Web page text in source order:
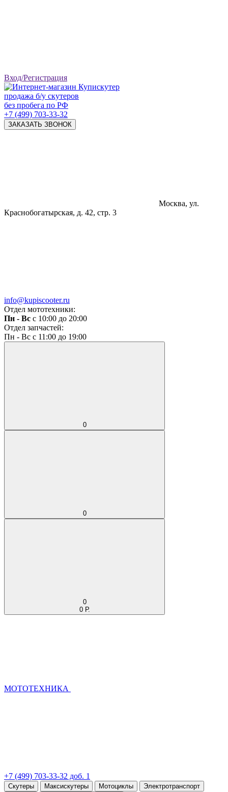
Вход/Регистрация
продажа б/у скутеров
без пробега по РФ
+7 (499) 703-33-32
ЗАКАЗАТЬ ЗВОНОК
Москва, ул.
Краснобогатырская, д. 42, стр. 3
info@kupiscooter.ru
Отдел мототехники:
Пн - Вс с 10:00 до 20:00
Отдел запчастей:
Пн - Вс с 11:00 до 19:00
0
0
0
0 Р.
МОТОТЕХНИКА
+7 (499) 703-33-32 доб. 1
Скутеры Максискутеры Мотоциклы
Электротранспорт